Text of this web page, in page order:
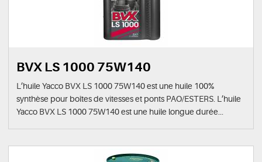
BVX LS 1000 75W140
L’huile Yacco BVX LS 1000 75W140 est une huile 100%
synthèse pour boîtes de vitesses et ponts PAO/ESTERS. L’huile
Yacco BVX LS 1000 75W140 est une huile longue durée...